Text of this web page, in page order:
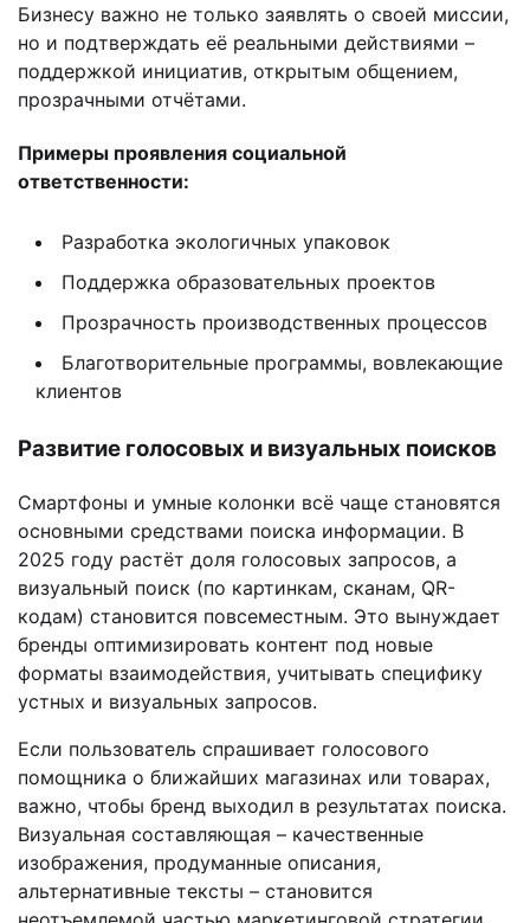
Бизнесу важно не только заявлять о своей миссии,
но и подтверждать её реальными действиями –
поддержкой инициатив, открытым общением,
прозрачными отчётами.
Примеры проявления социальной
ответственности:
Разработка экологичных упаковок
Поддержка образовательных проектов
Прозрачность производственных процессов
Благотворительные программы, вовлекающие
клиентов
Развитие голосовых и визуальных поисков
Смартфоны и умные колонки всё чаще становятся
основными средствами поиска информации. В
2025 году растёт доля голосовых запросов, а
визуальный поиск (по картинкам, сканам, QR-
кодам) становится повсеместным. Это вынуждает
бренды оптимизировать контент под новые
форматы взаимодействия, учитывать специфику
устных и визуальных запросов.
Если пользователь спрашивает голосового
помощника о ближайших магазинах или товарах,
важно, чтобы бренд выходил в результатах поиска.
Визуальная составляющая – качественные
изображения, продуманные описания,
альтернативные тексты – становится